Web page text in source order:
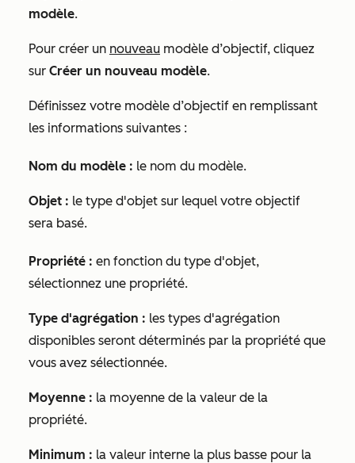
modèle.
Pour créer un nouveau modèle d’objectif, cliquez
sur Créer un nouveau modèle.
Définissez votre modèle d’objectif en remplissant
les informations suivantes :
Nom du modèle : le nom du modèle.
Objet : le type d'objet sur lequel votre objectif
sera basé.
Propriété : en fonction du type d'objet,
sélectionnez une propriété.
Type d'agrégation : les types d'agrégation
disponibles seront déterminés par la propriété que
vous avez sélectionnée.
Moyenne : la moyenne de la valeur de la
propriété.
Minimum : la valeur interne la plus basse pour la